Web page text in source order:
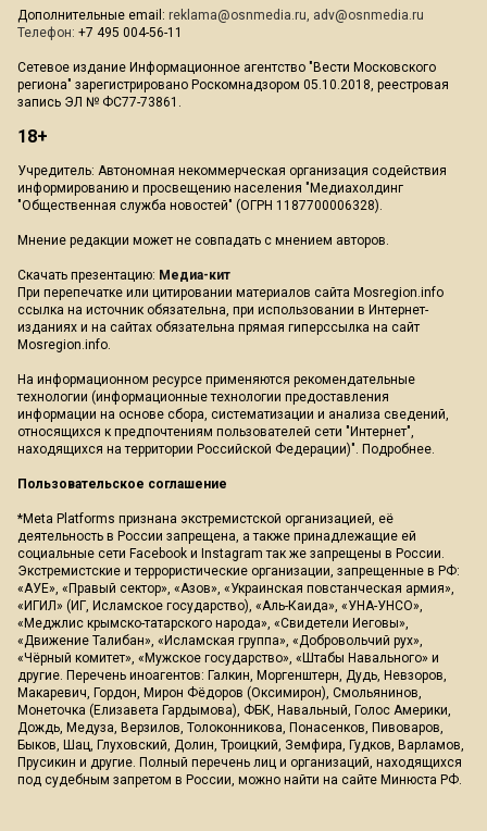
Дополнительные email: reklama@osnmedia.ru, adv@osnmedia.ru
Телефон: +7 495 004-56-11
Сетевое издание Информационное агентство "Вести Московского
региона" зарегистрировано Роскомнадзором 05.10.2018, реестровая
запись ЭЛ № ФС77-73861.
18+
Учредитель: Автономная некоммерческая организация содействия
информированию и просвещению населения "Медиахолдинг
"Общественная служба новостей" (ОГРН 1187700006328).
Мнение редакции может не совпадать с мнением авторов.
Скачать презентацию: Медиа-кит
При перепечатке или цитировании материалов сайта Mosregion.info
ссылка на источник обязательна, при использовании в Интернет-
изданиях и на сайтах обязательна прямая гиперссылка на сайт
Mosregion.info.
На информационном ресурсе применяются рекомендательные
технологии (информационные технологии предоставления
информации на основе сбора, систематизации и анализа сведений,
относящихся к предпочтениям пользователей сети "Интернет",
находящихся на территории Российской Федерации)". Подробнее.
Пользовательское соглашение
*Meta Platforms признана экстремистской организацией, её
деятельность в России запрещена, а также принадлежащие ей
социальные сети Facebook и Instagram так же запрещены в России.
Экстремистские и террористические организации, запрещенные в РФ:
«АУЕ», «Правый сектор», «Азов», «Украинская повстанческая армия»,
«ИГИЛ» (ИГ, Исламское государство), «Аль-Каида», «УНА-УНСО»,
«Меджлис крымско-татарского народа», «Свидетели Иеговы»,
«Движение Талибан», «Исламская группа», «Добровольчий рух»,
«Чёрный комитет», «Мужское государство», «Штабы Навального» и
другие. Перечень иноагентов: Галкин, Моргенштерн, Дудь, Невзоров,
Макаревич, Гордон, Мирон Фёдоров (Оксимирон), Смольянинов,
Монеточка (Елизавета Гардымова), ФБК, Навальный, Голос Америки,
Дождь, Медуза, Верзилов, Толоконникова, Понасенков, Пивоваров,
Быков, Шац, Глуховский, Долин, Троицкий, Земфира, Гудков, Варламов,
Прусикин и другие. Полный перечень лиц и организаций, находящихся
под судебным запретом в России, можно найти на сайте Минюста РФ.